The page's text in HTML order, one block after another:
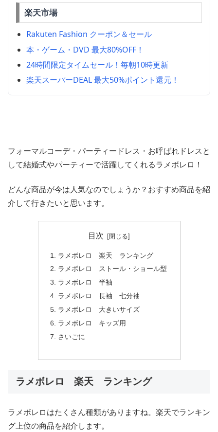
楽天市場
Rakuten Fashion クーポン＆セール
本・ゲーム・DVD 最大80%OFF！
24時間限定タイムセール！毎朝10時更新
楽天スーパーDEAL 最大50%ポイント還元！
フォーマルコーデ・パーティードレス・お呼ばれドレスと
して結婚式やパーティーで活躍してくれるラメボレロ！
どんな商品が今は人気なのでしょうか？おすすめ商品を紹
介して行きたいと思います。
目次
ラメボレロ 楽天 ランキング
ラメボレロ ストール・ショール型
ラメボレロ 半袖
ラメボレロ 長袖 七分袖
ラメボレロ 大きいサイズ
ラメボレロ キッズ用
さいごに
ラメボレロ 楽天 ランキング
ラメボレロはたくさん種類がありますね。楽天でランキン
グ上位の商品を紹介します。